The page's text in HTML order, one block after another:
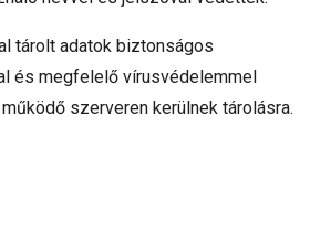
tárolt adatok biztonságos
és megfelelő vírusvédelemmel
szerveren kerülnek tárolásra.